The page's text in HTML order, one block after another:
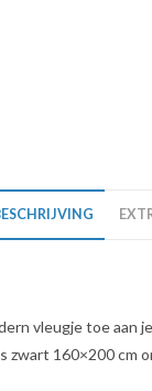
vleugje toe aan
zwart 160×200 cm